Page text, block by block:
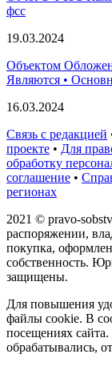
фсс
19.03.2024
Объектом
Являются •
16.03.2024
Связь с редакцией
проекте • Для
обработку
соглашение •
регионах
2021 © pravo-
распоряжении,
покупка,
собственность.
защищены.
Для повышения
файлы cookie. В
посещениях
обрабатывались,